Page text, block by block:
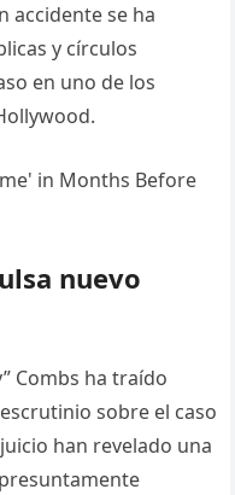
accidente se ha
y círculos
en uno de los
nuevo
Combs ha traído
sobre el caso
han revelado una